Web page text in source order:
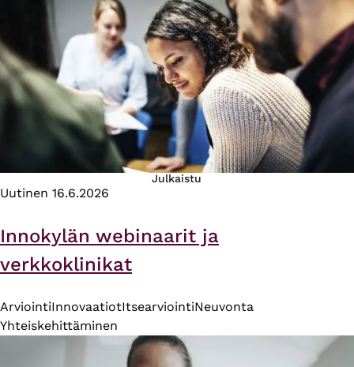
Julkaistu
Uutinen 16.6.2026
Innokylän webinaarit ja
verkkoklinikat
ArviointiInnovaatiotItsearviointiNeuvonta
Yhteiskehittäminen